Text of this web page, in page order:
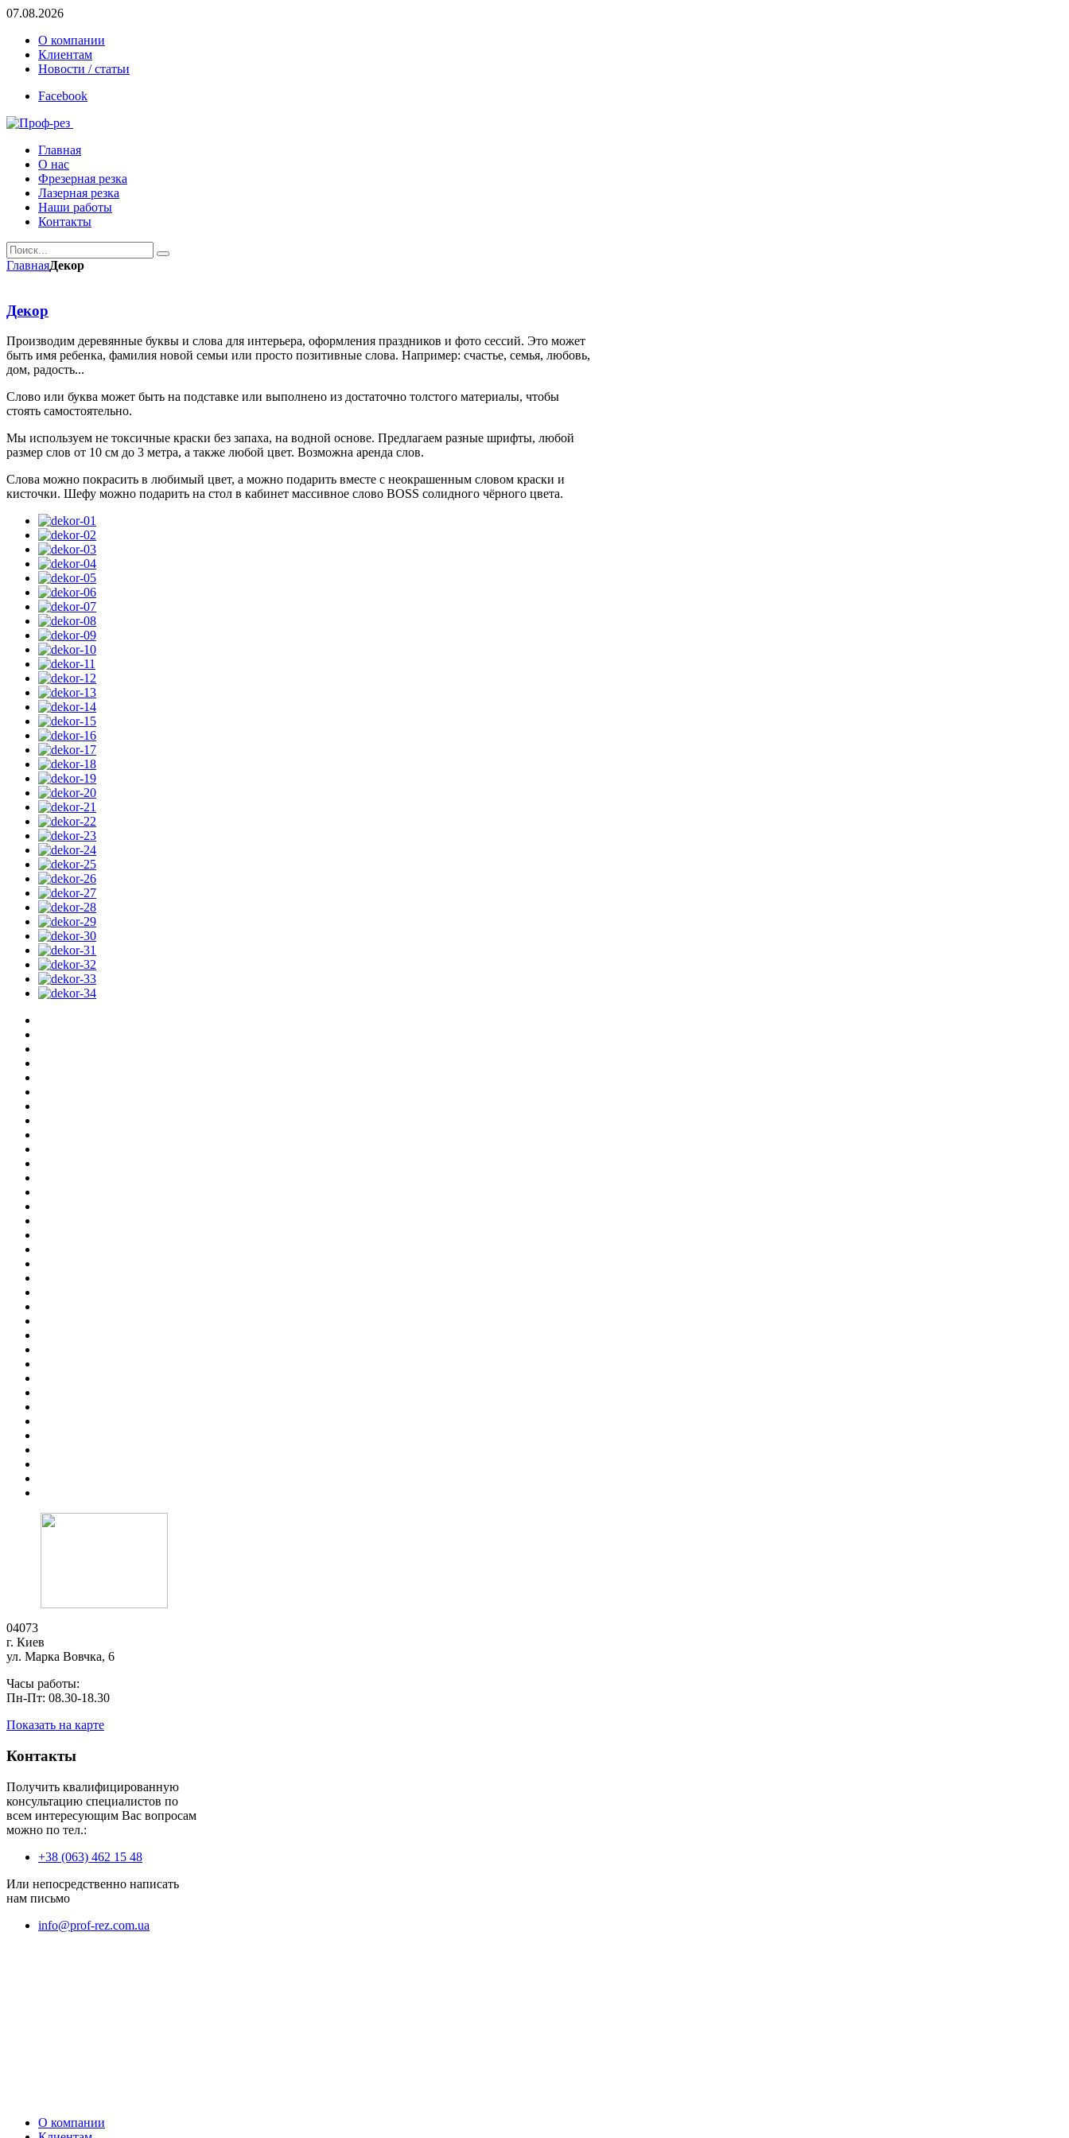
07.08.2026
О компании
Клиентам
Новости / статьи
Facebook
Главная
О нас
Фрезерная резка
Лазерная резка
Наши работы
Контакты
ГлавнаяДекор
Декор
Производим деревянные буквы и слова для интерьера, оформления праздников и фото сессий. Это может
быть имя ребенка, фамилия новой семьи или просто позитивные слова. Например: счастье, семья, любовь,
дом, радость...
Слово или буква может быть на подставке или выполнено из достаточно толстого материалы, чтобы
стоять самостоятельно.
Мы используем не токсичные краски без запаха, на водной основе. Предлагаем разные шрифты, любой
размер слов от 10 см до 3 метра, а также любой цвет. Возможна аренда слов.
Слова можно покрасить в любимый цвет, а можно подарить вместе с неокрашенным словом краски и
кисточки. Шефу можно подарить на стол в кабинет массивное слово BOSS солидного чёрного цвета.
04073
г. Киев
ул. Марка Вовчка, 6
Часы работы:
Пн-Пт: 08.30-18.30
Показать на карте
Контакты
Получить квалифицированную
консультацию специалистов по
всем интересующим Вас вопросам
можно по тел.:
+38 (063) 462 15 48
Или непосредственно написать
нам письмо
info@prof-rez.com.ua
О компании